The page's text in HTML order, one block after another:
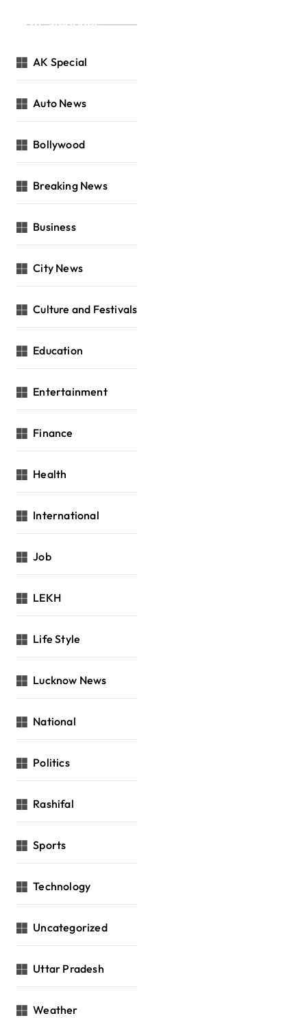
Categories
AK Special
Auto News
Bollywood
Breaking News
Business
City News
Culture and Festivals
Education
Entertainment
Finance
Health
International
Job
LEKH
Life Style
Lucknow News
National
Politics
Rashifal
Sports
Technology
Uncategorized
Uttar Pradesh
Weather